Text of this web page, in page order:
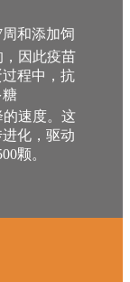
和添加饲
，因此疫苗
程中，抗
糖
速度。这
化，驱动
颗。